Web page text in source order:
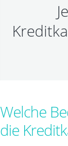
Welche
die